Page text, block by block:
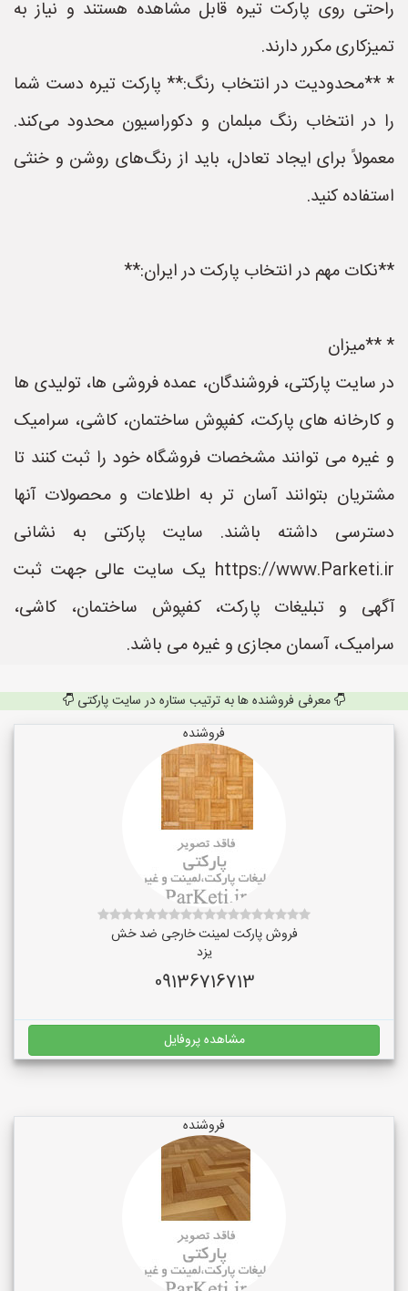
راحتی روی پارکت تیره قابل مشاهده هستند و نیاز به
تمیزکاری مکرر دارند.
* **محدودیت در انتخاب رنگ:** پارکت تیره دست شما
را در انتخاب رنگ مبلمان و دکوراسیون محدود می‌کند.
معمولاً برای ایجاد تعادل، باید از رنگ‌های روشن و خنثی
استفاده کنید.
**نکات مهم در انتخاب پارکت در ایران:**
* **میزان
در سایت پارکتی، فروشندگان، عمده فروشی ها، تولیدی ها
و کارخانه های پارکت، کفپوش ساختمان، کاشی، سرامیک
و غیره می توانند مشخصات فروشگاه خود را ثبت کنند تا
مشتریان بتوانند آسان تر به اطلاعات و محصولات آنها
دسترسی داشته باشند. سایت پارکتی به نشانی
https://www.Parketi.ir یک سایت عالی جهت ثبت
آگهی و تبلیغات پارکت، کفپوش ساختمان، کاشی،
سرامیک، آسمان مجازی و غیره می باشد.
معرفی فروشنده ها به ترتیب ستاره در سایت پارکتی
فروشنده
فروش پارکت لمینت خارجی ضد خش
یزد
09136716713
مشاهده پروفایل
فروشنده